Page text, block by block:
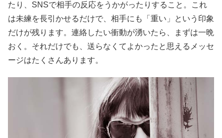
たり、SNSで相手の反応をうかがったりすること。これ
は未練を長引かせるだけで、相手にも「重い」という印象
だけが残ります。連絡したい衝動が湧いたら、まずは一晩
おく。それだけでも、送らなくてよかったと思えるメッセ
ージはたくさんあります。